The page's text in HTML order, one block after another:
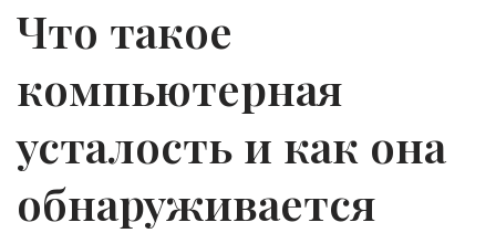
Что такое
компьютерная
усталость и как она
обнаруживается